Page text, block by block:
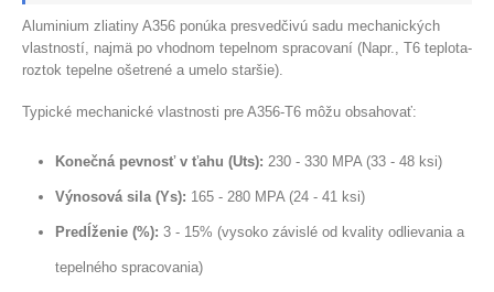
Aluminium zliatiny A356 ponúka presvedčivú sadu mechanických
vlastností, najmä po vhodnom tepelnom spracovaní (Napr., T6 teplota-
roztok tepelne ošetrené a umelo staršie).
Typické mechanické vlastnosti pre A356-T6 môžu obsahovať:
Konečná pevnosť v ťahu (Uts): 230 - 330 MPA (33 - 48 ksi)
Výnosová sila (Ys): 165 - 280 MPA (24 - 41 ksi)
Predĺženie (%): 3 - 15% (vysoko závislé od kvality odlievania a
tepelného spracovania)